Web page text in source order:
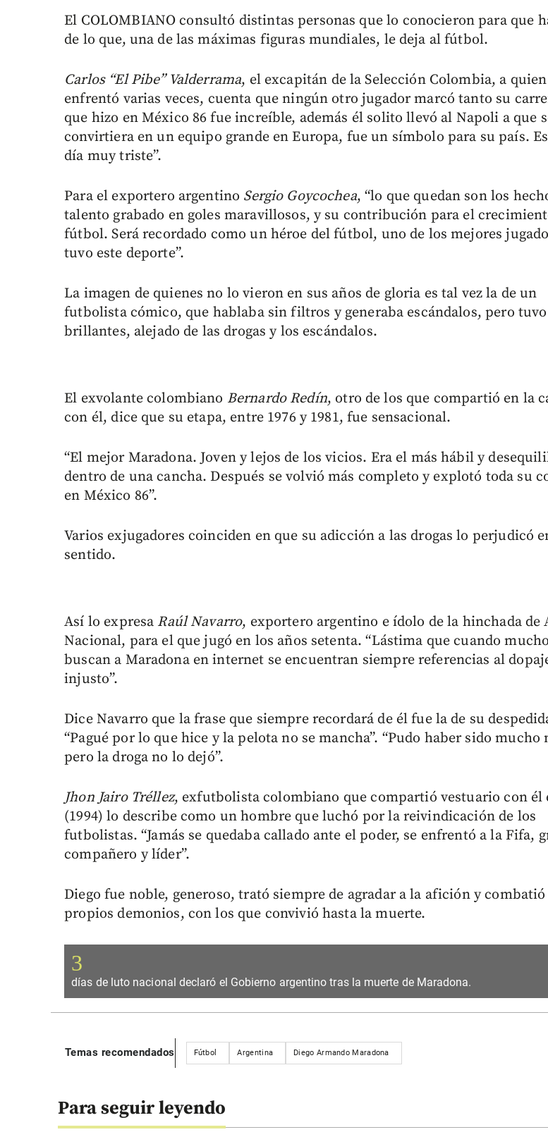
El COLOMBIANO consultó distintas personas que lo conocieron para que
de lo que, una de las máximas figuras mundiales, le deja al fútbol.
Carlos “El Pibe” Valderrama, el excapitán de la Selección Colombia, a quien
enfrentó varias veces, cuenta que ningún otro jugador marcó tanto su
que hizo en México 86 fue increíble, además él solito llevó al Napoli a que
convirtiera en un equipo grande en Europa, fue un símbolo para su país.
día muy triste”.
Para el exportero argentino Sergio Goycochea, “lo que quedan son los
talento grabado en goles maravillosos, y su contribución para el
fútbol. Será recordado como un héroe del fútbol, uno de los mejores
tuvo este deporte”.
La imagen de quienes no lo vieron en sus años de gloria es tal vez la de un
futbolista cómico, que hablaba sin filtros y generaba escándalos, pero tuvo
brillantes, alejado de las drogas y los escándalos.
El exvolante colombiano Bernardo Redín, otro de los que compartió en la
con él, dice que su etapa, entre 1976 y 1981, fue sensacional.
“El mejor Maradona. Joven y lejos de los vicios. Era el más hábil y
dentro de una cancha. Después se volvió más completo y explotó toda su
en México 86”.
Varios exjugadores coinciden en que su adicción a las drogas lo perjudicó
sentido.
Así lo expresa Raúl Navarro, exportero argentino e ídolo de la hinchada de
Nacional, para el que jugó en los años setenta. “Lástima que cuando
buscan a Maradona en internet se encuentran siempre referencias al
injusto”.
Dice Navarro que la frase que siempre recordará de él fue la de su
“Pagué por lo que hice y la pelota no se mancha”. “Pudo haber sido mucho
pero la droga no lo dejó”.
Jhon Jairo Tréllez, exfutbolista colombiano que compartió vestuario con él
(1994) lo describe como un hombre que luchó por la reivindicación de los
futbolistas. “Jamás se quedaba callado ante el poder, se enfrentó a la Fifa,
compañero y líder”.
Diego fue noble, generoso, trató siempre de agradar a la afición y combatió
propios demonios, con los que convivió hasta la muerte.
3
días de luto nacional declaró el Gobierno argentino tras la muerte de Maradona.
Temas recomendados Fútbol Argentina Diego Armando Maradona
Para seguir leyendo